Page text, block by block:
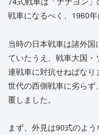
戦車になるべく、1960年
当時の日本戦車は諸外
ていたうえ、戦車大国
連戦車に対抗せねばな
世代の西側戦車に劣ら
覆しました。
まず、外見は90式のよ